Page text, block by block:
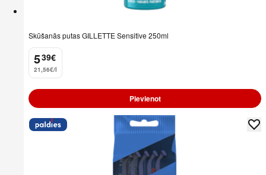
Skūšanās putas GILLETTE Sensitive 250ml
5
. 39€
21,56€/l
Pievienot